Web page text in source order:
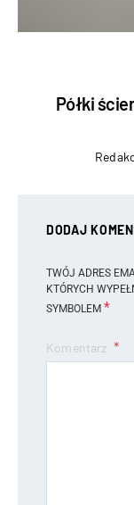
Półki
DODAJ
TWÓJ ADRES
KTÓRYCH
SYMBOLEM *
Komentarz